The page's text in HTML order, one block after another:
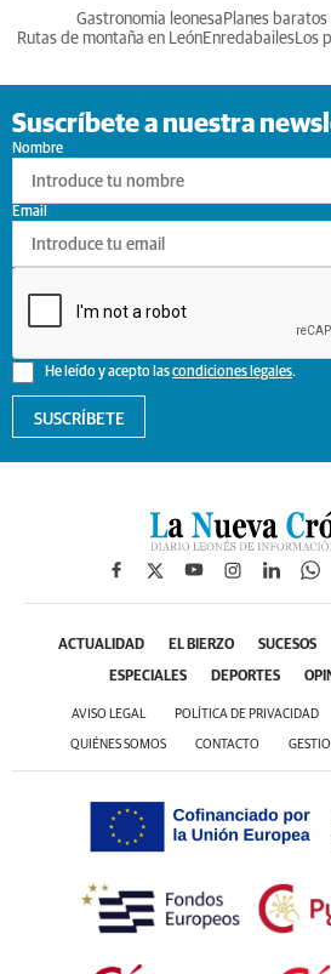
Gastronomia leonesa Planes
Rutas de montaña en LeónEnredabailesLos
Suscríbete a nuestra
Nombre
He leído y acepto lascondiciones legales.
Email
SUSCRÍBETE
ACTUALIDAD EL BIERZO SUCESOS
ESPECIALES DEPORTES
AVISO LEGAL POLÍTICA DE PRIVACIDAD
QUIÉNES SOMOS CONTACTO